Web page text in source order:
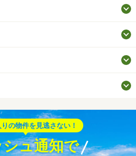
の物件を見逃さない！
ュ通知で